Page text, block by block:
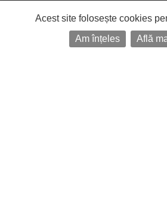
Acest site folosește cookies
Am înțeles
Află